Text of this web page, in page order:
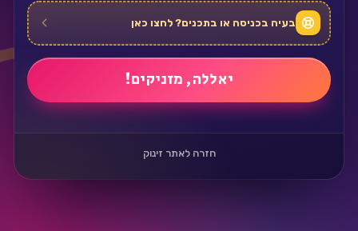
בעיה בכניסה או בתכנים? לחצו כאן
חזרה לאתר זינוק